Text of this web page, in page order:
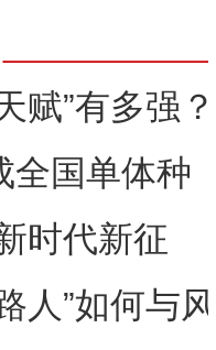
赋”有多强？
慧农场
全国单体种
莎豆示范基
时代新征
中的新疆兵
人”如何与风